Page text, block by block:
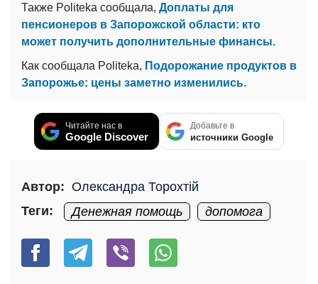
Также Politeka сообщала, Доплаты для
пенсионеров в Запорожской области: кто
может получить дополнительные финансы.
Как сообщала Politeka, Подорожание продуктов в
Запорожье: цены заметно изменились.
Читайте нас в
Google Discover
Добавьте в
источники Google
Автор: Олександра Торохтій
Теги:
Денежная помощь допомога